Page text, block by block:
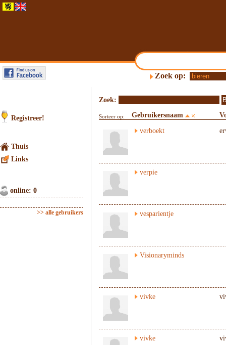
Zoek op:
Registreer!
Thuis
Links
online: 0
>> alle gebruikers
Zoek:
Sorteer op: Gebruikersnaam
verboekt
verpie
vesparientje
Visionaryminds
vivke
vivke